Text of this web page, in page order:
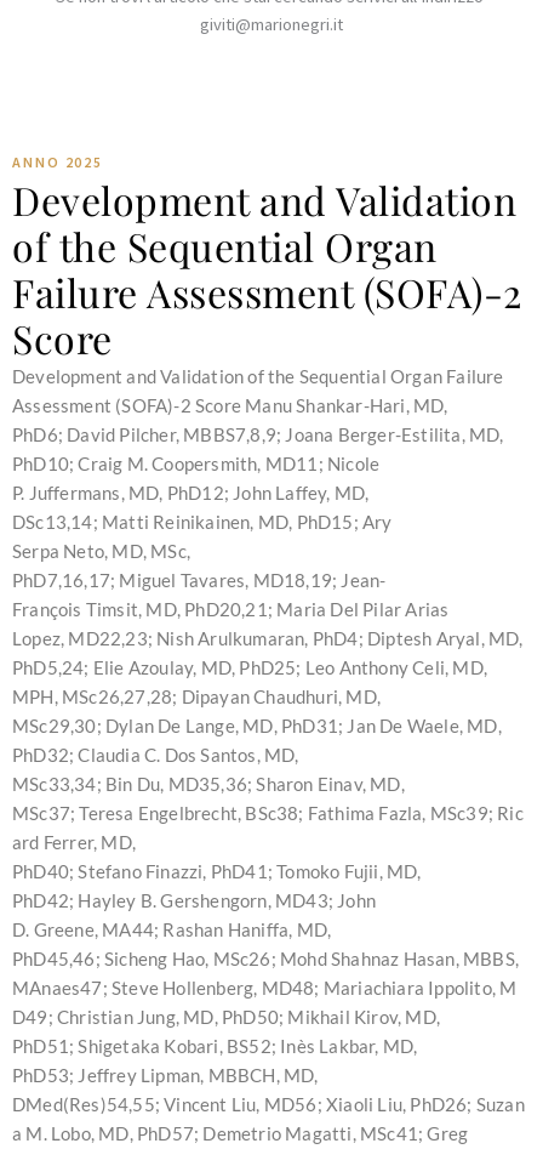
giviti@marionegri.it
ANNO 2025
Development and Validation
of the Sequential Organ
Failure Assessment (SOFA)-2
Score
Development and Validation of the Sequential Organ Failure
Assessment (SOFA)-2 Score Manu Shankar-Hari, MD,
PhD6; David Pilcher, MBBS7,8,9; Joana Berger-Estilita, MD,
PhD10; Craig M. Coopersmith, MD11; Nicole
P. Juffermans, MD, PhD12; John Laffey, MD,
DSc13,14; Matti Reinikainen, MD, PhD15; Ary
Serpa Neto, MD, MSc,
PhD7,16,17; Miguel Tavares, MD18,19; Jean-
François Timsit, MD, PhD20,21; Maria Del Pilar Arias
Lopez, MD22,23; Nish Arulkumaran, PhD4; Diptesh Aryal, MD,
PhD5,24; Elie Azoulay, MD, PhD25; Leo Anthony Celi, MD,
MPH, MSc26,27,28; Dipayan Chaudhuri, MD,
MSc29,30; Dylan De Lange, MD, PhD31; Jan De Waele, MD,
PhD32; Claudia C. Dos Santos, MD,
MSc33,34; Bin Du, MD35,36; Sharon Einav, MD,
MSc37; Teresa Engelbrecht, BSc38; Fathima Fazla, MSc39; Ric
ard Ferrer, MD,
PhD40; Stefano Finazzi, PhD41; Tomoko Fujii, MD,
PhD42; Hayley B. Gershengorn, MD43; John
D. Greene, MA44; Rashan Haniffa, MD,
PhD45,46; Sicheng Hao, MSc26; Mohd Shahnaz Hasan, MBBS,
MAnaes47; Steve Hollenberg, MD48; Mariachiara Ippolito, M
D49; Christian Jung, MD, PhD50; Mikhail Kirov, MD,
PhD51; Shigetaka Kobari, BS52; Inès Lakbar, MD,
PhD53; Jeffrey Lipman, MBBCH, MD,
DMed(Res)54,55; Vincent Liu, MD56; Xiaoli Liu, PhD26; Suzan
a M. Lobo, MD, PhD57; Demetrio Magatti, MSc41; Greg